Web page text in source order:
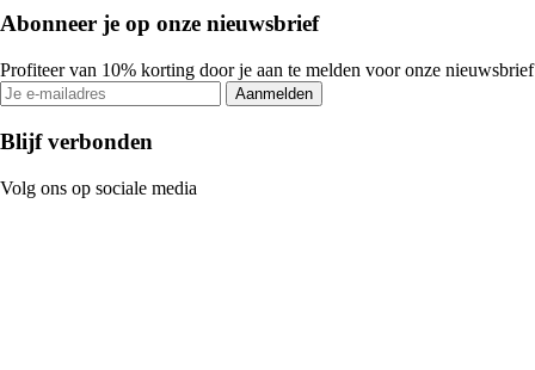
Abonneer je op onze nieuwsbrief
Profiteer van 10% korting door je aan te melden voor onze nieuwsbrief
Aanmelden
Blijf verbonden
Volg ons op sociale media